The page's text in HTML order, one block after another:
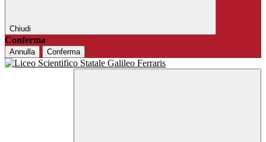
Chiudi
Conferma
Annulla Conferma